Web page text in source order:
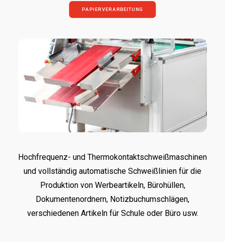
PAPIERVERARBEITUNG
Hochfrequenz- und Thermokontaktschweißmaschinen
und vollständig automatische Schweißlinien für die
Produktion von Werbeartikeln, Bürohüllen,
Dokumentenordnern, Notizbuchumschlägen,
verschiedenen Artikeln für Schule oder Büro usw.